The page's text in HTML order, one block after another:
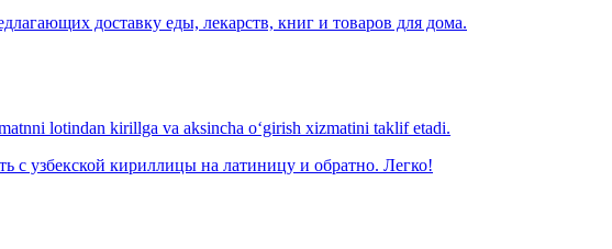
доставку еды, лекарств, книг и товаров для дома.
lotindan kirillga va aksincha o‘girish xizmatini taklif etadi.
с узбекской кириллицы на латиницу и обратно. Легко!